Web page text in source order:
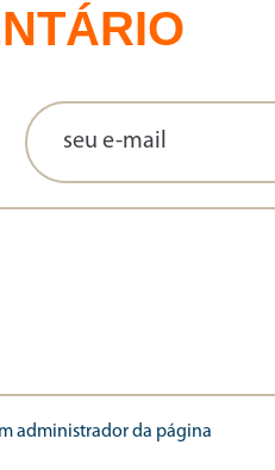
administrador da página